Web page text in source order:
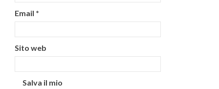
Email *
Sito web
Salva il mio